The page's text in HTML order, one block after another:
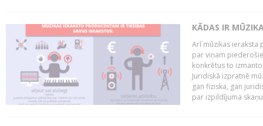
KĀDAS IR
Arī mūzikas ieraksta
par viņam
konkrētus to
Juridiskā izpratnē
gan fiziska, gan
par izpildījuma